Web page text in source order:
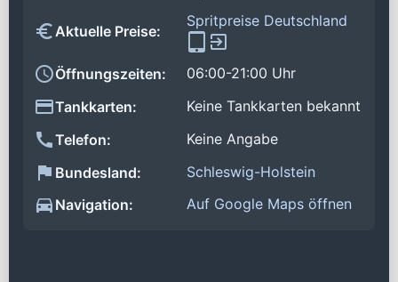
Aktuelle Preise:
Spritpreise Deutschland
Öffnungszeiten:
06:00-21:00 Uhr
Tankkarten:
Keine Tankkarten bekannt
Telefon:
Keine Angabe
Bundesland:
Schleswig-Holstein
Navigation:
Auf Google Maps öffnen